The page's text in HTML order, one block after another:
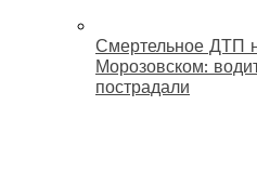
Смертельное ДТП
Морозовском:
пострадали